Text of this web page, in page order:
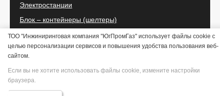
Электростанции
Блок – контейнеры (шелтеры)
Блочные котельные установки
ТОО "Инжиниринговая компания "ЮгПромГаз" использует файлы cookie с
целью персонализации сервисов и повышения удобства пользования веб-
сайтом.
Если вы не хотите использовать файлы cookie, измените настройки
браузера.